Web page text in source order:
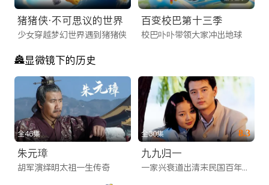
猪猪侠·不可思议的世界
少女穿越梦幻世界遇到猪猪侠
百变校巴第十三季
校巴卟卟带领大家冲出地球
🏯显微镜下的历史
全46集
朱元璋
胡军演绎明太祖一生传奇
全30集 8.3
九九归一
一家兴衰道出清末民国百年历史